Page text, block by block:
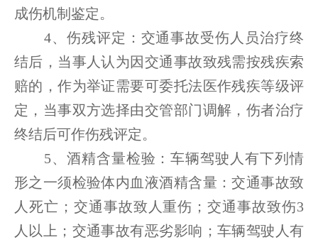
成伤机制鉴定。
4、伤残评定：交通事故受伤人员治疗终
结后，当事人认为因交通事故致残需按残疾索
赔的，作为举证需要可委托法医作残疾等级评
定，当事双方选择由交管部门调解，伤者治疗
终结后可作伤残评定。
5、酒精含量检验：车辆驾驶人有下列情
形之一须检验体内血液酒精含量：交通事故致
人死亡；交通事故致人重伤；交通事故致伤3
人以上；交通事故有恶劣影响；车辆驾驶人有